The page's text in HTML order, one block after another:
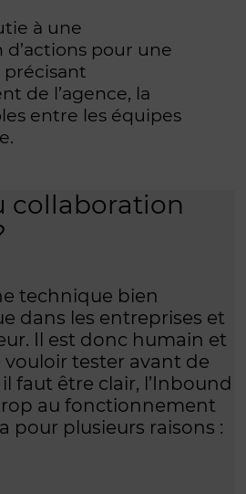
à une
pour une
de l’agence, la
entre les équipes
collaboration
technique bien
dans les entreprises et
Il est donc humain et
vouloir tester avant de
faut être clair, l’Inbound
au fonctionnement
pour plusieurs raisons :